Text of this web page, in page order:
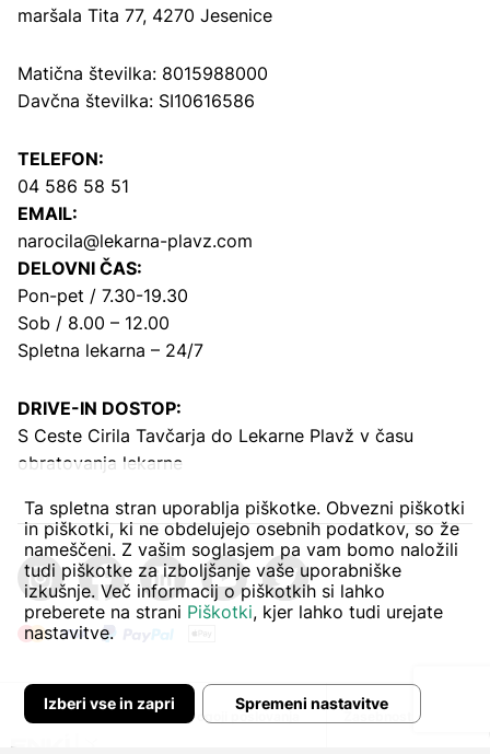
maršala Tita 77, 4270 Jesenice
Matična številka: 8015988000
Davčna številka: SI10616586
TELEFON:
04 586 58 51
EMAIL:
narocila@lekarna-plavz.com
DELOVNI ČAS:
Pon-pet / 7.30-19.30
Sob / 8.00 – 12.00
Spletna lekarna – 24/7
DRIVE-IN DOSTOP:
S Ceste Cirila Tavčarja do Lekarne Plavž v času
obratovanja lekarne
Avtor: Pogoji poslovanja Zasebnost in piškoti
Ta spletna stran uporablja piškotke. Obvezni piškotki
in piškotki, ki ne obdelujejo osebnih podatkov, so že
nameščeni. Z vašim soglasjem pa vam bomo naložili
tudi piškotke za izboljšanje vaše uporabniške
izkušnje. Več informacij o piškotkih si lahko
preberete na strani Piškotki, kjer lahko tudi urejate
nastavitve.
Spremeni nastavitve
Izberi vse in zapri